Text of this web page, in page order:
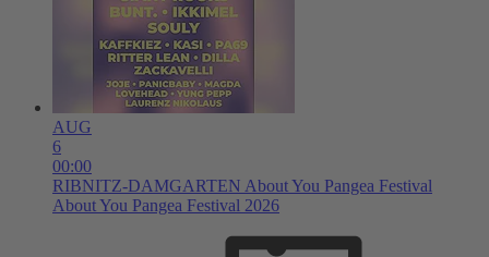
AUG
6
00:00
RIBNITZ-DAMGARTEN About You Pangea Festival
About You Pangea Festival 2026